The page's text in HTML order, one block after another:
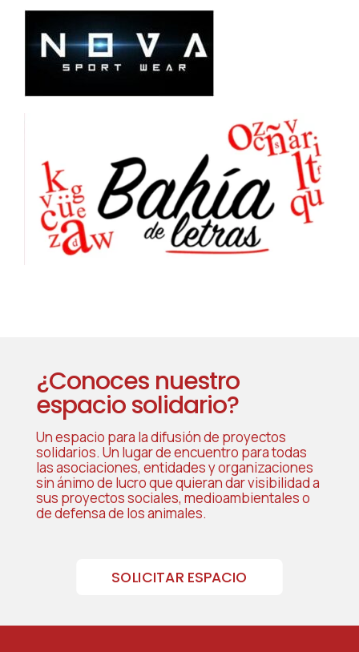
¿Conoces nuestro
espacio solidario?
Un espacio para la difusión de proyectos
solidarios. Un lugar de encuentro para todas
las asociaciones, entidades y organizaciones
sin ánimo de lucro que quieran dar visibilidad a
sus proyectos sociales, medioambientales o
de defensa de los animales.
SOLICITAR ESPACIO